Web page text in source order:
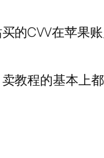
的CVV在苹果账
教程的基本上